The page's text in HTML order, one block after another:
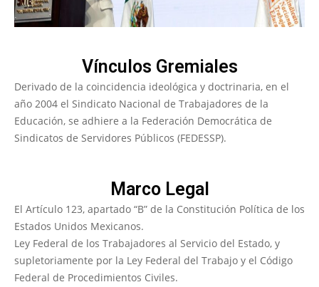
Vínculos Gremiales
Derivado de la coincidencia ideológica y doctrinaria, en el
año 2004 el Sindicato Nacional de Trabajadores de la
Educación, se adhiere a la Federación Democrática de
Sindicatos de Servidores Públicos (FEDESSP).
Marco Legal
El Artículo 123, apartado “B” de la Constitución Política de los
Estados Unidos Mexicanos.
Ley Federal de los Trabajadores al Servicio del Estado, y
supletoriamente por la Ley Federal del Trabajo y el Código
Federal de Procedimientos Civiles.